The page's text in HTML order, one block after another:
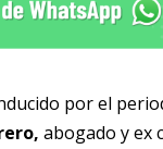
por el
abogado y ex